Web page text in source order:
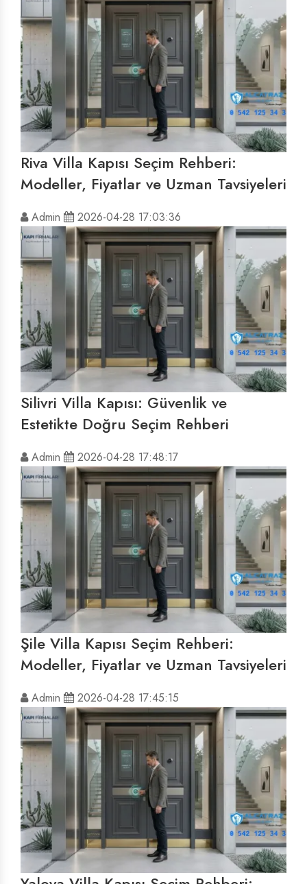
Riva Villa Kapısı Seçim Rehberi:
Modeller, Fiyatlar ve Uzman Tavsiyeleri
Admin 2026-04-28 17:03:36
Silivri Villa Kapısı: Güvenlik ve
Estetikte Doğru Seçim Rehberi
Admin 2026-04-28 17:48:17
Şile Villa Kapısı Seçim Rehberi:
Modeller, Fiyatlar ve Uzman Tavsiyeleri
Admin 2026-04-28 17:45:15